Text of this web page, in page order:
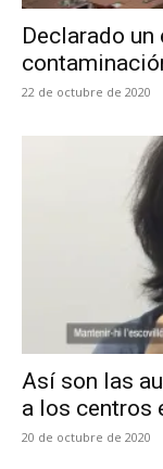
Declarado
22 de octubre de 2020
Así son las
a los centros
20 de octubre de 2020